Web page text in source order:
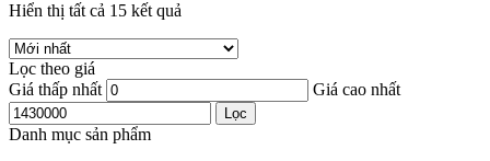
Hiển thị tất cả 15 kết quả
Lọc theo giá
Giá thấp nhất
Giá cao nhất
Lọc
Danh mục sản phẩm